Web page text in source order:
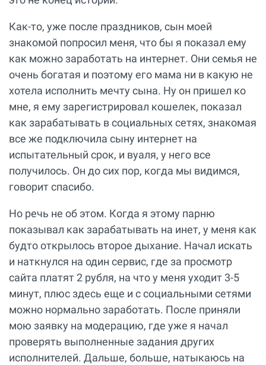
Как-то, уже после праздников, сын моей
знакомой попросил меня, что бы я показал ему
как можно заработать на интернет. Они семья не
очень богатая и поэтому его мама ни в какую не
хотела исполнить мечту сына. Ну он пришел ко
мне, я ему зарегистрировал кошелек, показал
как зарабатывать в социальных сетях, знакомая
все же подключила сыну интернет на
испытательный срок, и вуаля, у него все
получилось. Он до сих пор, когда мы видимся,
говорит спасибо.
Но речь не об этом. Когда я этому парню
показывал как зарабатывать на инет, у меня как
будто открылось второе дыхание. Начал искать
и наткнулся на один сервис, где за просмотр
сайта платят 2 рубля, на что у меня уходит 3-5
минут, плюс здесь еще и с социальными сетями
можно нормально заработать. После приняли
мою заявку на модерацию, где уже я начал
проверять выполненные задания других
исполнителей. Дальше, больше, натыкаюсь на